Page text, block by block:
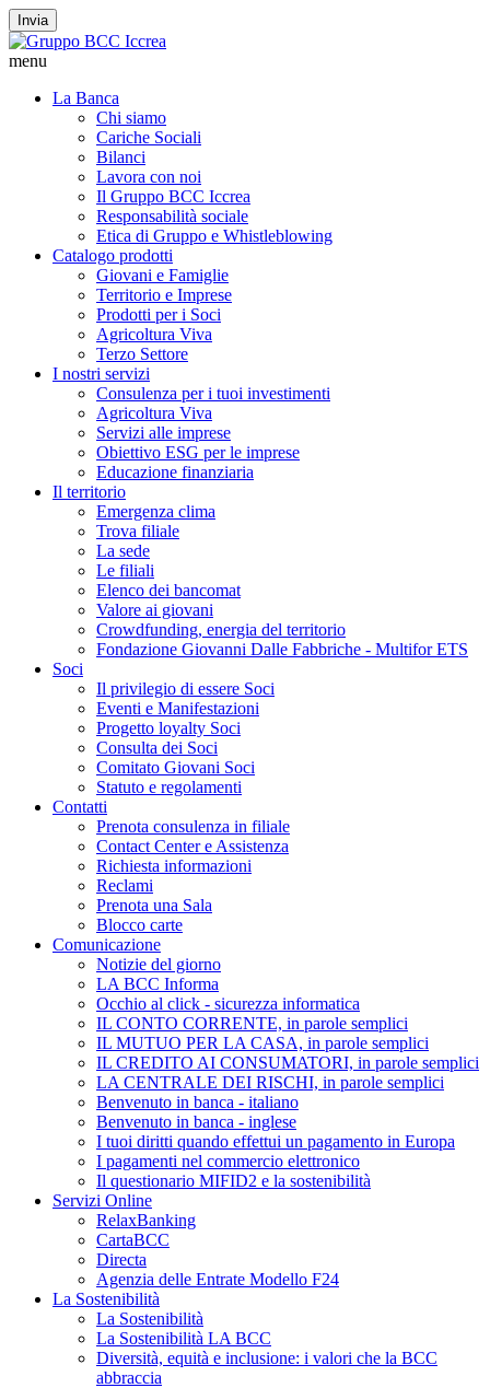
Invia
menu
La Banca
Chi siamo
Cariche Sociali
Bilanci
Lavora con noi
Il Gruppo BCC Iccrea
Responsabilità sociale
Etica di Gruppo e Whistleblowing
Catalogo prodotti
Giovani e Famiglie
Territorio e Imprese
Prodotti per i Soci
Agricoltura Viva
Terzo Settore
I nostri servizi
Consulenza per i tuoi investimenti
Agricoltura Viva
Servizi alle imprese
Obiettivo ESG per le imprese
Educazione finanziaria
Il territorio
Emergenza clima
Trova filiale
La sede
Le filiali
Elenco dei bancomat
Valore ai giovani
Crowdfunding, energia del territorio
Fondazione Giovanni Dalle Fabbriche - Multifor ETS
Soci
Il privilegio di essere Soci
Eventi e Manifestazioni
Progetto loyalty Soci
Consulta dei Soci
Comitato Giovani Soci
Statuto e regolamenti
Contatti
Prenota consulenza in filiale
Contact Center e Assistenza
Richiesta informazioni
Reclami
Prenota una Sala
Blocco carte
Comunicazione
Notizie del giorno
LA BCC Informa
Occhio al click - sicurezza informatica
IL CONTO CORRENTE, in parole semplici
IL MUTUO PER LA CASA, in parole semplici
IL CREDITO AI CONSUMATORI, in parole semplici
LA CENTRALE DEI RISCHI, in parole semplici
Benvenuto in banca - italiano
Benvenuto in banca - inglese
I tuoi diritti quando effettui un pagamento in Europa
I pagamenti nel commercio elettronico
Il questionario MIFID2 e la sostenibilità
Servizi Online
RelaxBanking
CartaBCC
Directa
Agenzia delle Entrate Modello F24
La Sostenibilità
La Sostenibilità
La Sostenibilità LA BCC
Diversità, equità e inclusione: i valori che la BCC
abbraccia